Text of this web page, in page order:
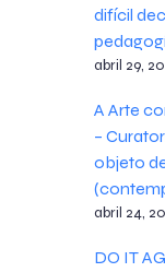
difícil
abril 29,
A Arte
–
objeto
abril 24,
DO IT